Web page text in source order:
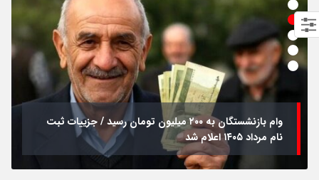
وام بازنشستگان به ۲۰۰ میلیون تومان رسید / جزییات ثبت
نام مرداد ۱۴۰۵ اعلام شد